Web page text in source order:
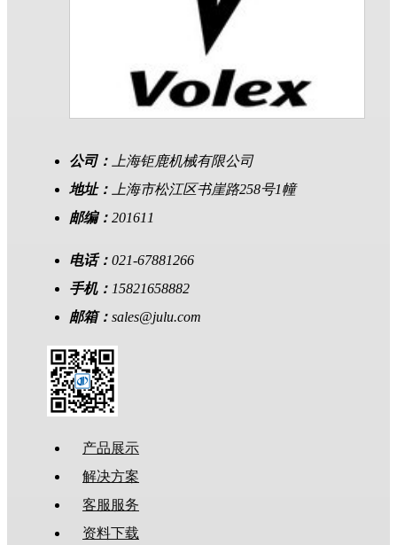
公司：
上海钜鹿机械有限公司
地址：
上海市松江区书崖路258号1幢
邮编： 201611
电话： 021-67881266
手机： 15821658882
邮箱： sales@julu.com
产品展示
解决方案
客服服务
资料下载